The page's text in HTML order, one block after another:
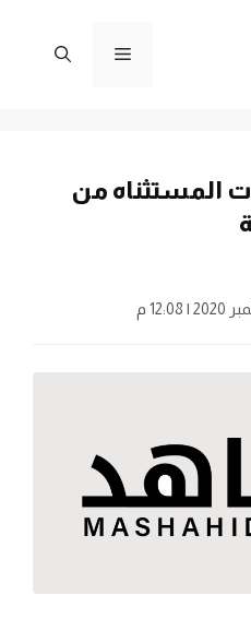
القائمة
المستثناه من